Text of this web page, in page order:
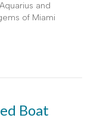
and
of Miami
Boat